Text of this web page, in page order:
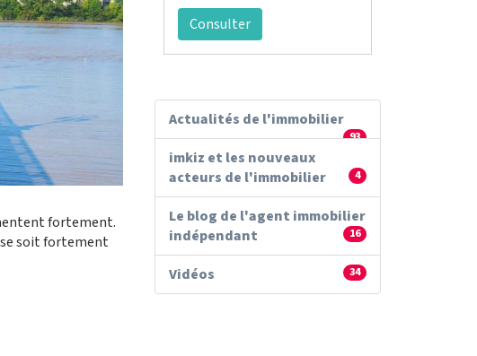
fortement.
se soit fortement
Consulter
Actualités de l'immobilier
93
imkiz et les nouveaux
acteurs de l'immobilier
4
Le blog de l'agent immobilier
indépendant
16
Vidéos 34